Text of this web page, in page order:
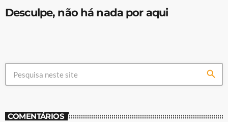
Desculpe, não há nada por aqui
search
COMENTÁRIOS